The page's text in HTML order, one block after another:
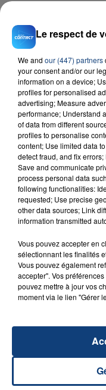
23 juillet 2026
INCENDIE
SON BÉBÉ
Un homme s'est
aspergé sa
d'un liquide
20 juillet 2026
UNE
OPÉRER DE LA
La famille a porté
reconnu sa
TITRES
Le respect de
We and our (447) partners
your consent and/or our
information on a device;
profiles for personalised
advertising; Measure
performance; Understand
of data from different
profiles to personalise
content; Use limited data
detect fraud, and fix
Save and communicate
process personal data
following functionalities:
requested; Use precise
other data sources; Link
information transmitted
Vous pouvez accepter en
sélectionnant les finalités
Vous pouvez également
accepter". Vos
pouvez mettre à jour vos
moment via le lien "Gérer